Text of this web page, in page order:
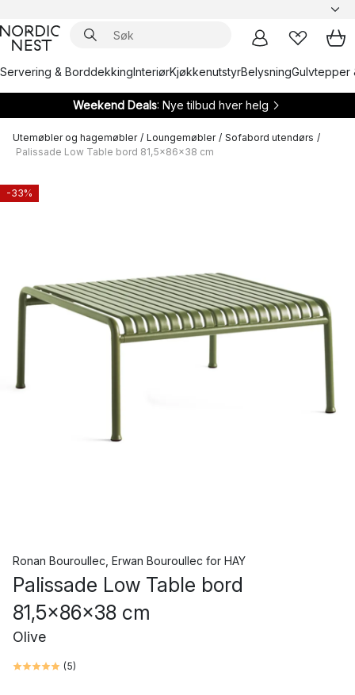
Servering & BorddekkingInteriørKjøkkenutstyrBelysningGulvtepper
Weekend Deals: Nye tilbud hver helg
Utemøbler og hagemøbler / Loungemøbler / Sofabord utendørs /
Palissade Low Table bord 81,5x86x38 cm
-33%
Ronan Bouroullec Erwan Bouroullec for HAY
Palissade Low Table bord
81,5x86x38 cm
Olive
(5)